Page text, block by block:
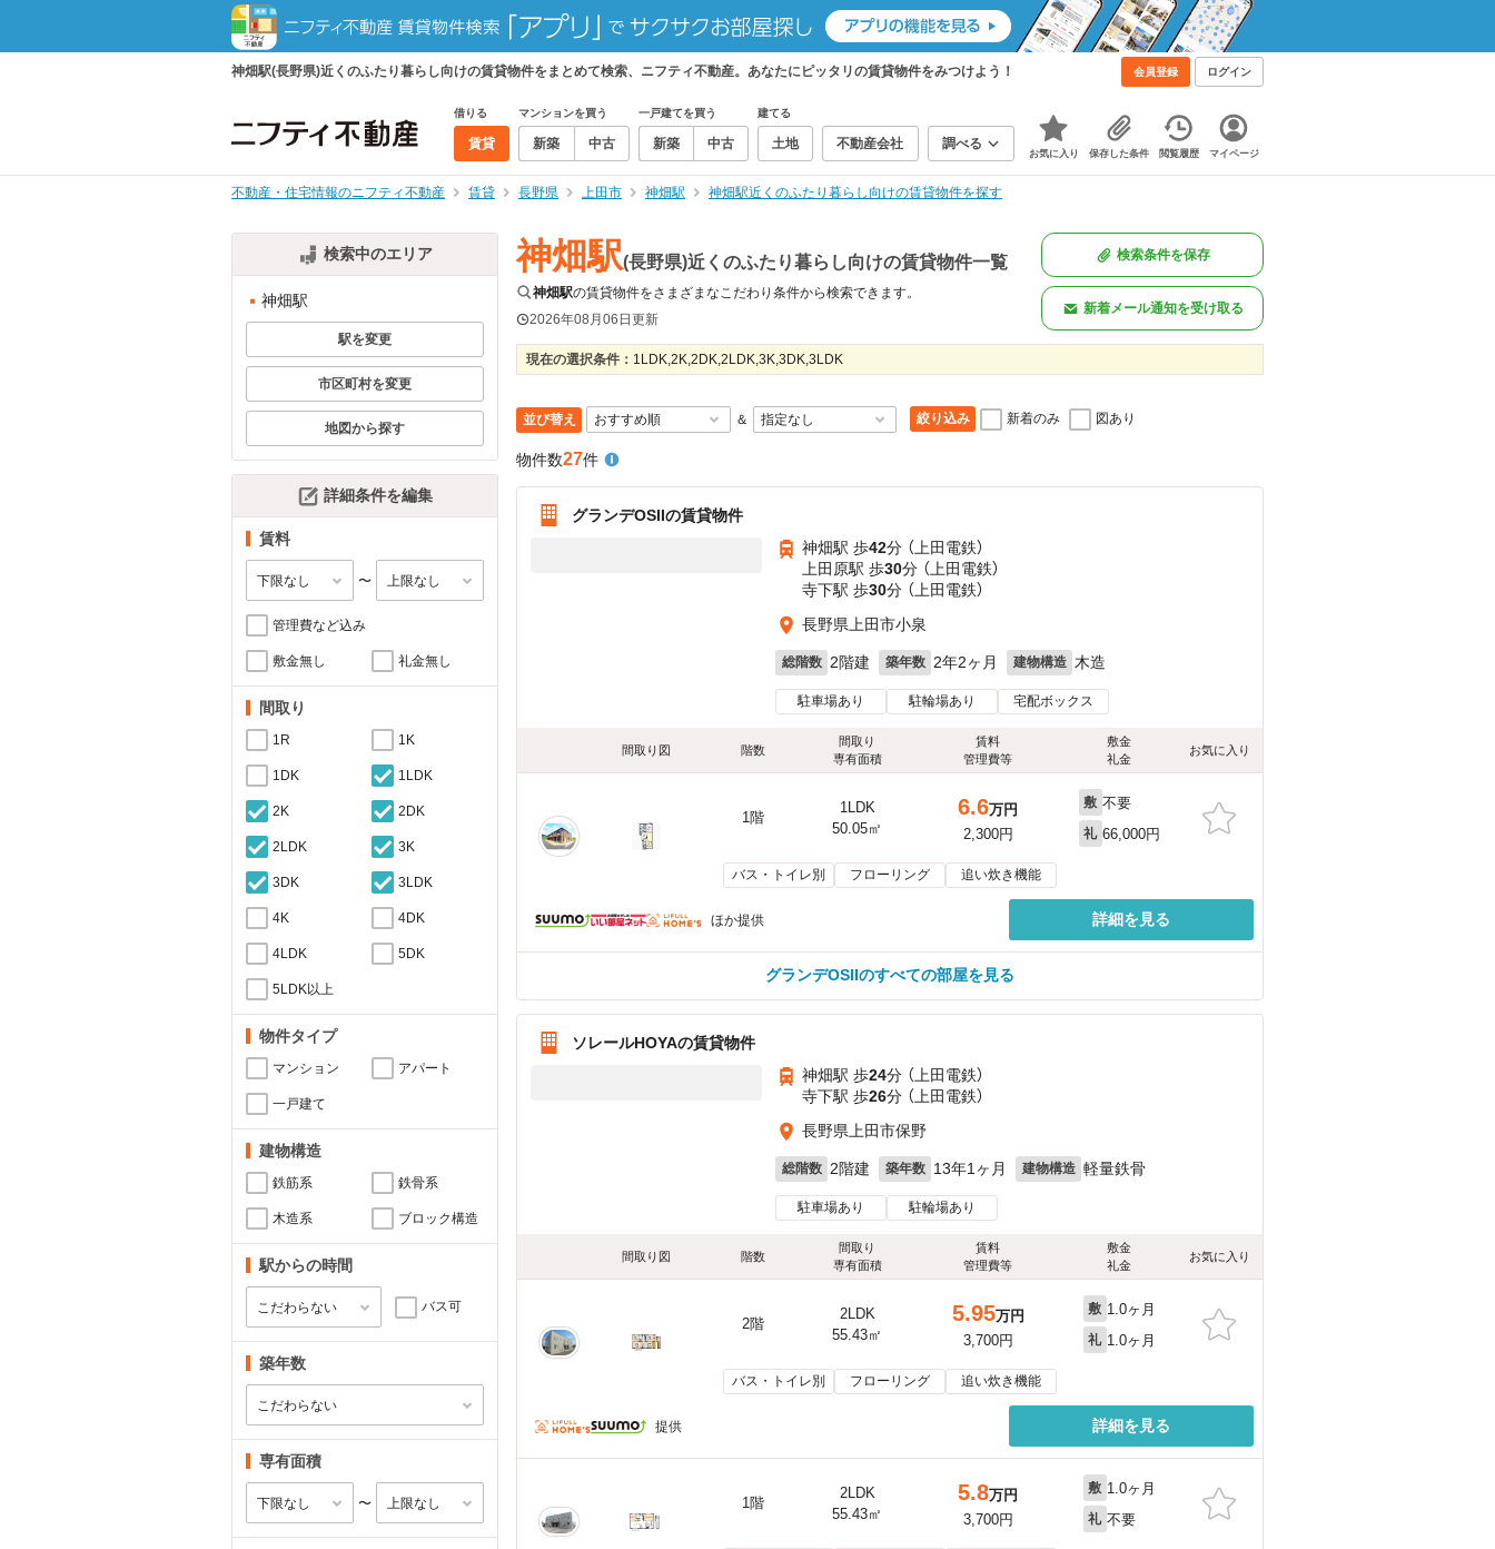
神畑駅(長野県)近くのふたり暮らし向けの賃貸物件をまとめて検索、ニフティ不動産。あなたにピッタリの賃貸物件をみつけよう！ 会員登録 ログイン
借りる
賃貸
マンションを買う
新築 中古
一戸建てを買う
新築 中古
建てる
土地 不動産会社 調べる
お気に入り 保存した条件 閲覧履歴 マイページ
不動産・住宅情報のニフティ不動産 賃貸 長野県 上田市 神畑駅 神畑駅近くのふたり暮らし向けの賃貸物件を探す
検索中のエリア
神畑駅
駅を変更
市区町村を変更
地図から探す
詳細条件を編集
賃料
〜
管理費など込み
敷金無し 礼金無し
間取り
1R 1K
1DK 1LDK
2K 2DK
2LDK 3K
3DK 3LDK
4K 4DK
4LDK 5DK
5LDK以上
物件タイプ
マンション アパート
一戸建て
建物構造
鉄筋系 鉄骨系
木造系 ブロック構造
駅からの時間
バス可
築年数
専有面積
〜
神畑駅(長野県)近くのふたり暮らし向けの賃貸物件一覧
神畑駅の賃貸物件をさまざまなこだわり条件から検索できます。
2026年08月06日更新
検索条件を保存
新着メール通知を受け取る
現在の選択条件： 1LDK,2K,2DK,2LDK,3K,3DK,3LDK
並び替え ＆ 絞り込み 新着のみ 図あり
物件数27件
グランデOSIIの賃貸物件
神畑駅 歩42分 （上田電鉄）
上田原駅 歩30分 （上田電鉄）
寺下駅 歩30分 （上田電鉄）
長野県上田市小泉
総階数 2階建 築年数 2年2ヶ月 建物構造 木造
駐車場あり 駐輪場あり 宅配ボックス
間取り図 階数
間取り
専有面積
賃料
管理費等
敷金
礼金
お気に入り
1階
1LDK
50.05㎡
6.6万円
2,300円
敷 不要
礼 66,000円
バス・トイレ別 フローリング 追い炊き機能
ほか提供 詳細を見る
グランデOSIIのすべての部屋を見る
ソレールHOYAの賃貸物件
神畑駅 歩24分 （上田電鉄）
寺下駅 歩26分 （上田電鉄）
長野県上田市保野
総階数 2階建 築年数 13年1ヶ月 建物構造 軽量鉄骨
駐車場あり 駐輪場あり
間取り図 階数
間取り
専有面積
賃料
管理費等
敷金
礼金
お気に入り
2階
2LDK
55.43㎡
5.95万円
3,700円
敷 1.0ヶ月
礼 1.0ヶ月
バス・トイレ別 フローリング 追い炊き機能
提供 詳細を見る
1階
2LDK
55.43㎡
5.8万円
3,700円
敷 1.0ヶ月
礼 不要